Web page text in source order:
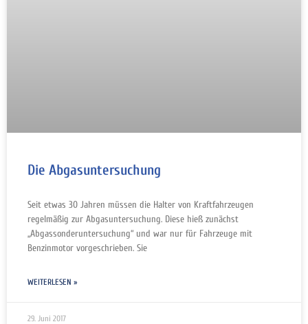
Die Abgasuntersuchung
Seit etwas 30 Jahren müssen die Halter von Kraftfahrzeugen
regelmäßig zur Abgasuntersuchung. Diese hieß zunächst
„Abgassonderuntersuchung“ und war nur für Fahrzeuge mit
Benzinmotor vorgeschrieben. Sie
WEITERLESEN »
29. Juni 2017